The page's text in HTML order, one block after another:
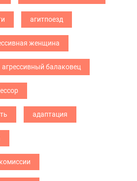
агитпоезд
женщина
агрессивный балаковец
адаптация